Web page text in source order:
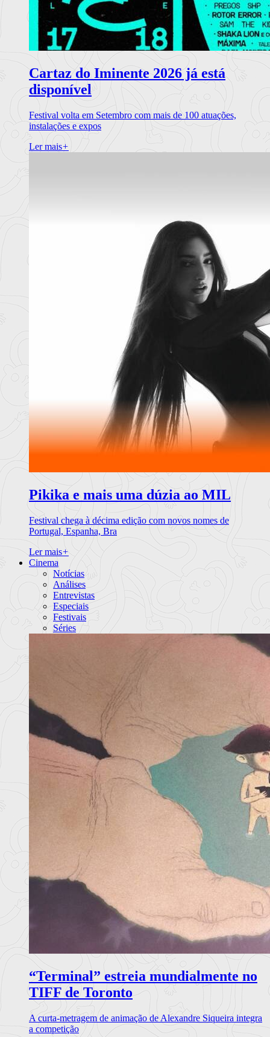
Cartaz do Iminente 2026 já está
disponível
Festival volta em Setembro com mais de 100 atuações,
instalações e expos
Ler mais+
Pikika e mais uma dúzia ao MIL
Festival chega à décima edição com novos nomes de
Portugal, Espanha, Bra
Ler mais+
Cinema
Notícias
Análises
Entrevistas
Especiais
Festivais
Séries
“Terminal” estreia mundialmente no
TIFF de Toronto
A curta-metragem de animação de Alexandre Siqueira integra
a competição